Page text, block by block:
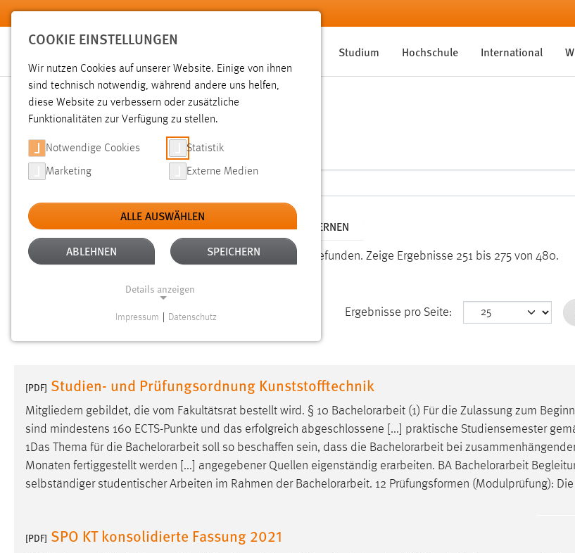
Zum Hauptinhalt springen
Studium Hochschule International
SUCHE
Aktive Filter: ALTER: ÜBER EIN JAHR ALLE FILTER ENTFERNEN
Gesucht nach "bachelorarbeit". Es wurden 480 Ergebnisse gefunden. Zeige Ergebnisse 251 bis 275 von 480.
Ergebnisse pro Seite:
[PDF] Studien- und Prüfungsordnung Kunststofftechnik
Mitgliedern gebildet, die vom Fakultätsrat bestellt wird. § 10 Bachelorarbeit (1) Für die Zulassung zum
sind mindestens 160 ECTS-Punkte und das erfolgreich abgeschlossene [...] praktische Studiensemester
1Das Thema für die Bachelorarbeit soll so beschaffen sein, dass die Bachelorarbeit bei
Monaten fertiggestellt werden [...] angegebener Quellen eigenständig erarbeiten. BA Bachelorarbeit
selbständiger studentischer Arbeiten im Rahmen der Bachelorarbeit. 12 Prüfungsformen (Modulprüfung): Die
[PDF] SPO KT konsolidierte Fassung 2021
COOKIE EINSTELLUNGEN
Wir nutzen Cookies auf unserer Website. Einige von ihnen
sind technisch notwendig, während andere uns helfen,
diese Website zu verbessern oder zusätzliche
Funktionalitäten zur Verfügung zu stellen.
Notwendige Cookies Statistik
Marketing Externe Medien
ALLE AUSWÄHLEN
ABLEHNEN SPEICHERN
Details anzeigen
Website erforderlich.
Einverständnis
Name: cookie_consent
Dieser Cookie speichert die
ausgewählten Einverständnis-Optionen
Cookie Laufzeit: 1 Jahr
Impressum Datenschutz